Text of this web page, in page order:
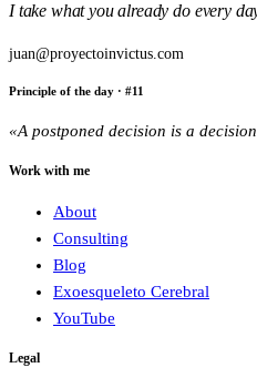
I take what you already do every
juan@proyectoinvictus.com
Principle of the day · #11
«A postponed decision is a
Work with me
About
Consulting
Blog
Exoesqueleto Cerebral
YouTube
Legal